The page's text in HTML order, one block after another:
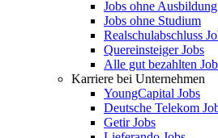
Jobs ohne Ausbildung
Jobs ohne Studium
Realschulabschluss
Quereinsteiger Jobs
Alle gut bezahlten
Karriere bei Unternehmen
YoungCapital Jobs
Deutsche Telekom
Getir Jobs